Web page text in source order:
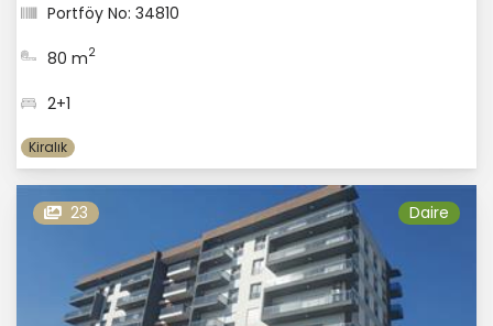
Portföy No: 34810
80 m2
2+1
Kiralık
23 Daire